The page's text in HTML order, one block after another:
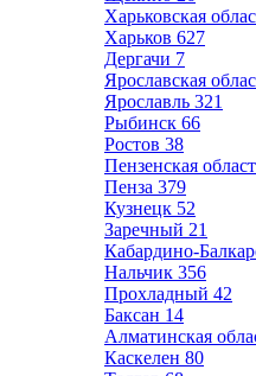
Харьковская
Харьков 627
Дергачи 7
Ярославская
Ярославль 321
Рыбинск 66
Ростов 38
Пензенская
Пенза 379
Кузнецк 52
Заречный 21
Кабардино-
Нальчик 356
Прохладный 42
Баксан 14
Алматинская
Каскелен 80